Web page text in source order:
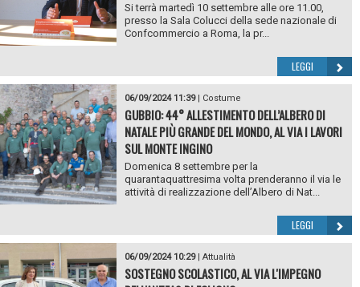
Si terrà martedì 10 settembre alle ore 11.00,
presso la Sala Colucci della sede nazionale di
Confcommercio a Roma, la pr...
LEGGI
06/09/2024 11:39| Costume
GUBBIO: 44° ALLESTIMENTO DELL’ALBERO DI
NATALE PIÙ GRANDE DEL MONDO, AL VIA I LAVORI
SUL MONTE INGINO
Domenica 8 settembre per la
quarantaquattresima volta prenderanno il via le
attività di realizzazione dell’Albero di Nat...
LEGGI
06/09/2024 10:29| Attualità
SOSTEGNO SCOLASTICO, AL VIA L'IMPEGNO